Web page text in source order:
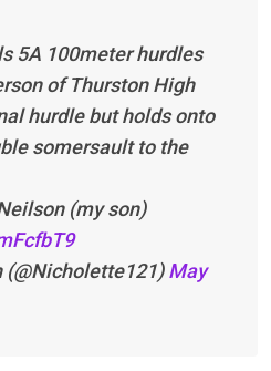
5A 100meter hurdles
of Thurston High
hurdle but holds onto
somersault to the
(my son)
May